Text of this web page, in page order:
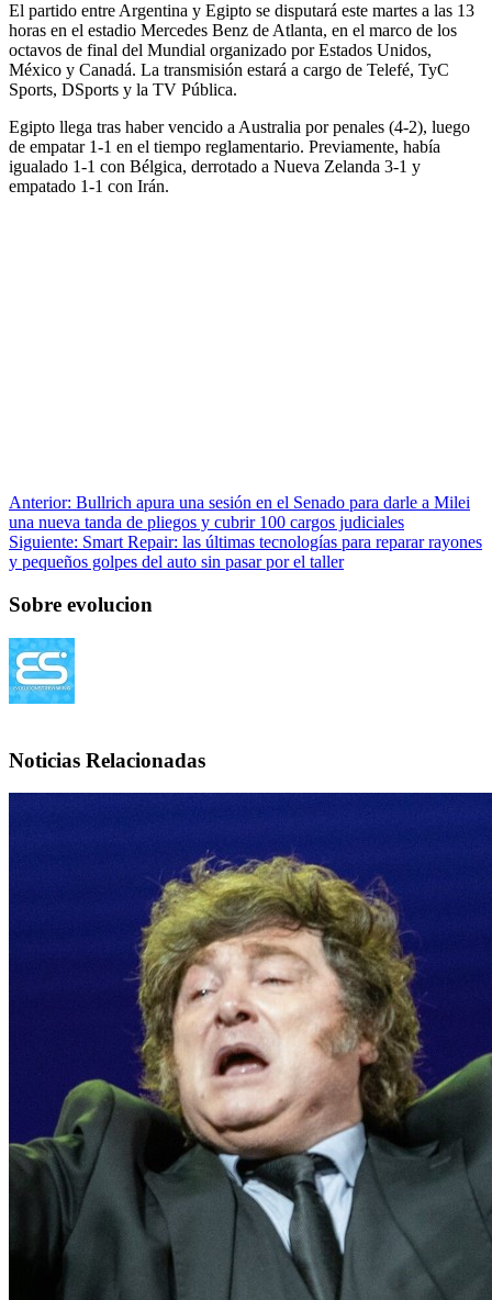
El partido entre Argentina y Egipto se disputará este martes a las 13
horas en el estadio Mercedes Benz de Atlanta, en el marco de los
octavos de final del Mundial organizado por Estados Unidos,
México y Canadá. La transmisión estará a cargo de Telefé, TyC
Sports, DSports y la TV Pública.
Egipto llega tras haber vencido a Australia por penales (4-2), luego
de empatar 1-1 en el tiempo reglamentario. Previamente, había
igualado 1-1 con Bélgica, derrotado a Nueva Zelanda 3-1 y
empatado 1-1 con Irán.
Anterior: Bullrich apura una sesión en el Senado para darle a Milei
una nueva tanda de pliegos y cubrir 100 cargos judiciales
Siguiente: Smart Repair: las últimas tecnologías para reparar rayones
y pequeños golpes del auto sin pasar por el taller
Sobre evolucion
Noticias Relacionadas